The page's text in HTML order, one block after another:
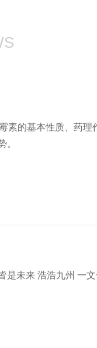
的基本性质、药
。
未来 浩浩九州 一